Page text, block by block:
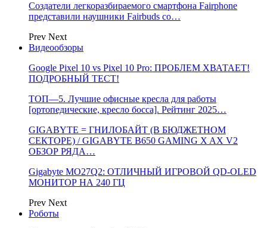
Создатели легкоразбираемого смартфона Fairphone
представили наушники Fairbuds со…
Prev Next
Видеообзоры
Google Pixel 10 vs Pixel 10 Pro: ПРОБЛЕМ ХВАТАЕТ!
ПОДРОБНЫЙ ТЕСТ!
ТОП—5. Лучшие офисные кресла для работы
[ортопедические, кресло босса]. Рейтинг 2025…
GIGABYTE = ГНИЛОБАЙТ (В БЮДЖЕТНОМ
СЕКТОРЕ) / GIGABYTE B650 GAMING X AX V2
ОБЗОР РЯДА…
Gigabyte MO27Q2: ОТЛИЧНЫЙ ИГРОВОЙ QD-OLED
МОНИТОР НА 240 ГЦ
Prev Next
Роботы